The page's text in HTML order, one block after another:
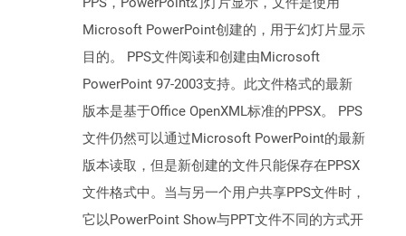
Microsoft PowerPoint创建的，用于幻灯片显示
目的。 PPS文件阅读和创建由Microsoft
PowerPoint 97-2003支持。此文件格式的最新
版本是基于Office OpenXML标准的PPSX。 PPS
文件仍然可以通过Microsoft PowerPoint的最新
版本读取，但是新创建的文件只能保存在PPSX
文件格式中。当与另一个用户共享PPS文件时，
它以PowerPoint Show与PPT文件不同的方式开